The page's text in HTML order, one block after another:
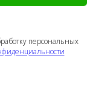
персональных